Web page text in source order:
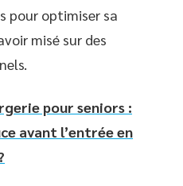
pour optimiser sa
misé sur des
pour seniors :
avant l’entrée en